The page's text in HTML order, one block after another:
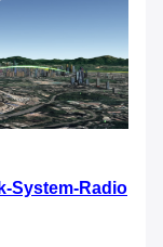
System-Radio